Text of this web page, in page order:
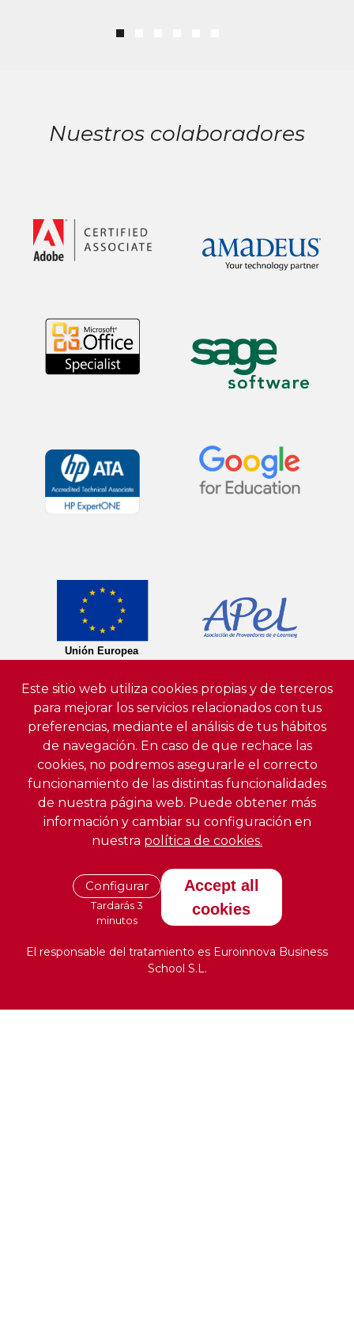
Nuestros colaboradores
Este sitio web utiliza cookies propias y de terceros
para mejorar los servicios relacionados con tus
preferencias, mediante el análisis de tus hábitos
de navegación. En caso de que rechace las
cookies, no podremos asegurarle el correcto
funcionamiento de las distintas funcionalidades
de nuestra página web. Puede obtener más
información y cambiar su configuración en
nuestra política de cookies.
Configurar
Tardarás 3
minutos
Accept all
cookies
El responsable del tratamiento es Euroinnova Business
School S.L.